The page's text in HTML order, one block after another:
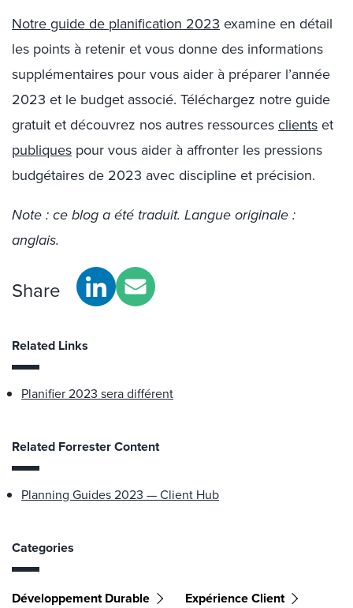
Notre guide de planification 2023 examine en détail
les points à retenir et vous donne des informations
supplémentaires pour vous aider à préparer l’année
2023 et le budget associé. Téléchargez notre guide
gratuit et découvrez nos autres ressourcesclientset
publiques pour vous aider à affronter les pressions
budgétaires de 2023 avec discipline et précision.
Note : ce blog a été traduit. Langue originale :
anglais.
Share
Related Links
Planifier 2023 sera différent
Related Forrester Content
Planning Guides 2023 — Client Hub
Categories
Développement Durable
Expérience Client